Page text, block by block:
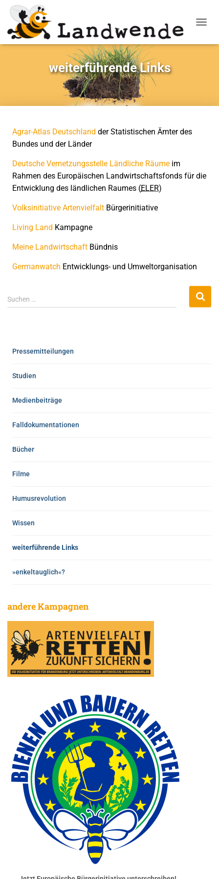
weiterführende Links
Agrar-Atlas Deutschland der Statistischen Ämter des
Bundes und der Länder
Deutsche Vernetzungsstelle Ländliche Räume im
Rahmen des Europäischen Landwirtschaftsfonds für die
Entwicklung des ländlichen Raumes (ELER)
Volksinitiative Artenvielfalt Bürgerinitiative
Living Land Kampagne
Meine Landwirtschaft Bündnis
Germanwatch Entwicklungs- und Umweltorganisation
Suchen …
Pressemitteilungen
Studien
Medienbeiträge
Falldokumentationen
Bücher
Filme
Humusrevolution
Wissen
weiterführende Links
»enkeltauglich«?
andere Kampagnen